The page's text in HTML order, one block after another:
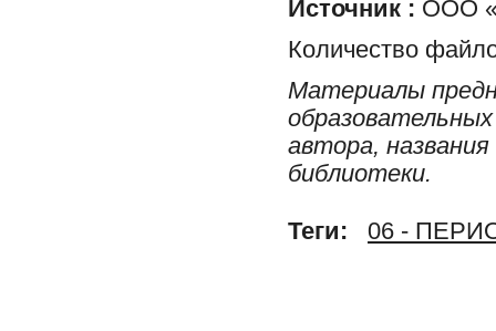
Источник : ООО
Количество
Материалы
автора,
библиотеки.
Теги: 06 -